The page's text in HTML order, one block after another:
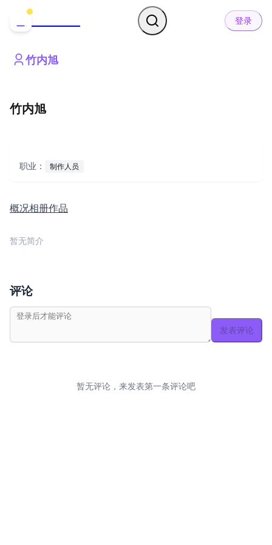
登录
竹内旭
竹内旭
职业： 制作人员
概况相册作品
暂无简介
评论
发表评论
暂无评论，来发表第一条评论吧